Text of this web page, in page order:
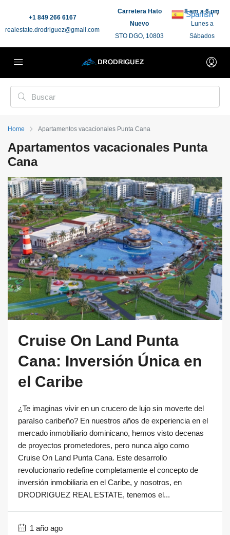
+1 849 266 6167
realestate.drodriguez@gmail.com
Carretera Hato
Nuevo
STO DGO, 10803
8 am a 6 pm
Lunes a
Sábados
Home Apartamentos vacacionales Punta Cana
Apartamentos vacacionales Punta
Cana
Cruise On Land Punta
Cana: Inversión Única en
el Caribe
¿Te imaginas vivir en un crucero de lujo sin moverte del
paraíso caribeño? En nuestros años de experiencia en el
mercado inmobiliario dominicano, hemos visto decenas
de proyectos prometedores, pero nunca algo como
Cruise On Land Punta Cana. Este desarrollo
revolucionario redefine completamente el concepto de
inversión inmobiliaria en el Caribe, y nosotros, en
DRODRIGUEZ REAL ESTATE, tenemos el...
1 año ago
Spanish ▼